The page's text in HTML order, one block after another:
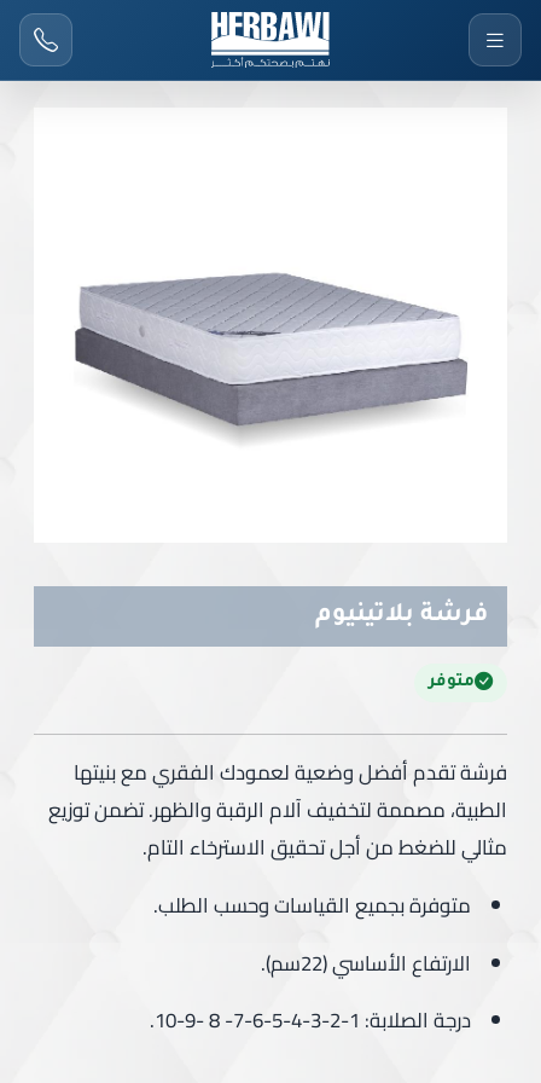
فرشة بلاتينيوم
متوفر
فرشة تقدم أفضل وضعية لعمودك الفقري مع بنيتها
الطبية، مصممة لتخفيف آلام الرقبة والظهر. تضمن توزيع
مثالي للضغط من أجل تحقيق الاسترخاء التام.
متوفرة بجميع القياسات وحسب الطلب.
الارتفاع الأساسي (22سم).
درجة الصلابة: 1-2-3-4-5-6-7- 8 -9-10.